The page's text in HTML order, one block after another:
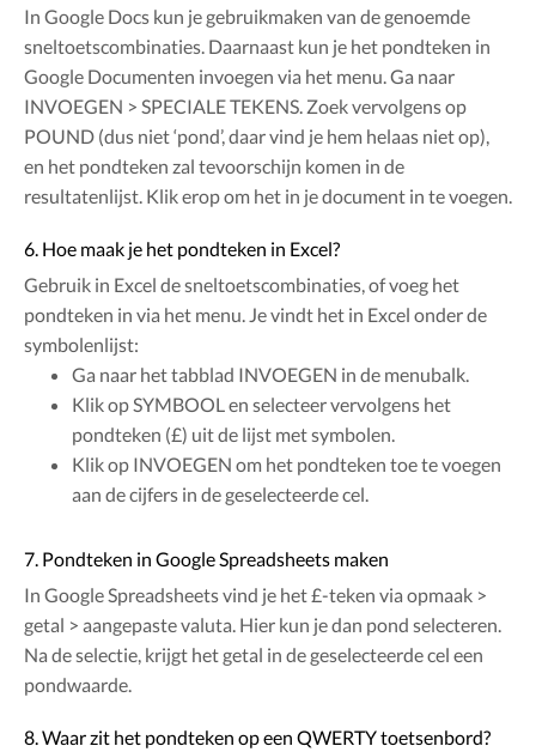
In Google Docs kun je gebruikmaken van de genoemde
sneltoetscombinaties. Daarnaast kun je het pondteken in
Google Documenten invoegen via het menu. Ga naar
INVOEGEN > SPECIALE TEKENS. Zoek vervolgens op
POUND (dus niet ‘pond’, daar vind je hem helaas niet op),
en het pondteken zal tevoorschijn komen in de
resultatenlijst. Klik erop om het in je document in te voegen.
6. Hoe maak je het pondteken in Excel?
Gebruik in Excel de sneltoetscombinaties, of voeg het
pondteken in via het menu. Je vindt het in Excel onder de
symbolenlijst:
Ga naar het tabblad INVOEGEN in de menubalk.
Klik op SYMBOOL en selecteer vervolgens het
pondteken (£) uit de lijst met symbolen.
Klik op INVOEGEN om het pondteken toe te voegen
aan de cijfers in de geselecteerde cel.
7. Pondteken in Google Spreadsheets maken
In Google Spreadsheets vind je het £-teken via opmaak >
getal > aangepaste valuta. Hier kun je dan pond selecteren.
Na de selectie, krijgt het getal in de geselecteerde cel een
pondwaarde.
8. Waar zit het pondteken op een QWERTY toetsenbord?